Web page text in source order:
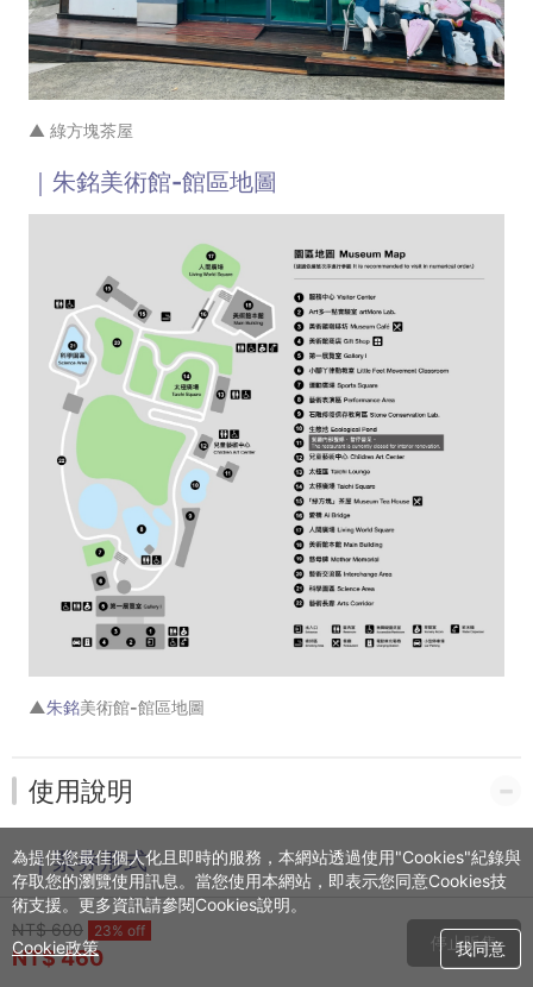
▲ 綠方塊茶屋
｜朱銘美術館-館區地圖
▲朱銘美術館-館區地圖
使用說明
｜票券形式
此為電子票(QR Code)，不另外寄送紙本票券。
付款完成後，請至您的信箱收取【付款成功通知信】，
憑信件內附之QR Code進行核銷；或至網站的【會員
NT$ 600 23% off
NT$ 460
停止販售
為提供您最佳個人化且即時的服務，本網站透過使用"Cookies"紀錄與
存取您的瀏覽使用訊息。當您使用本網站，即表示您同意Cookies技
術支援。更多資訊請參閱Cookies說明。
我同意
Cookie政策